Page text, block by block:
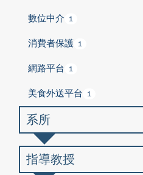
數位中介 1
消費者保護 1
網路平台 1
美食外送平台 1
系所
指導教授